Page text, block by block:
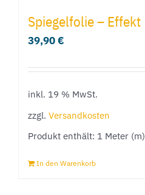
Spiegelfolie – Effekt
39,90€
inkl. 19 % MwSt.
zzgl. Versandkosten
Produkt enthält: 1 Meter (m)
In den Warenkorb